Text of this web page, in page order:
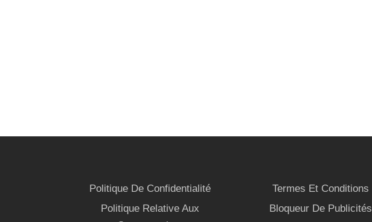
Politique De Confidentialité
Politique Relative Aux
Termes Et Conditions
Bloqueur De Publicités